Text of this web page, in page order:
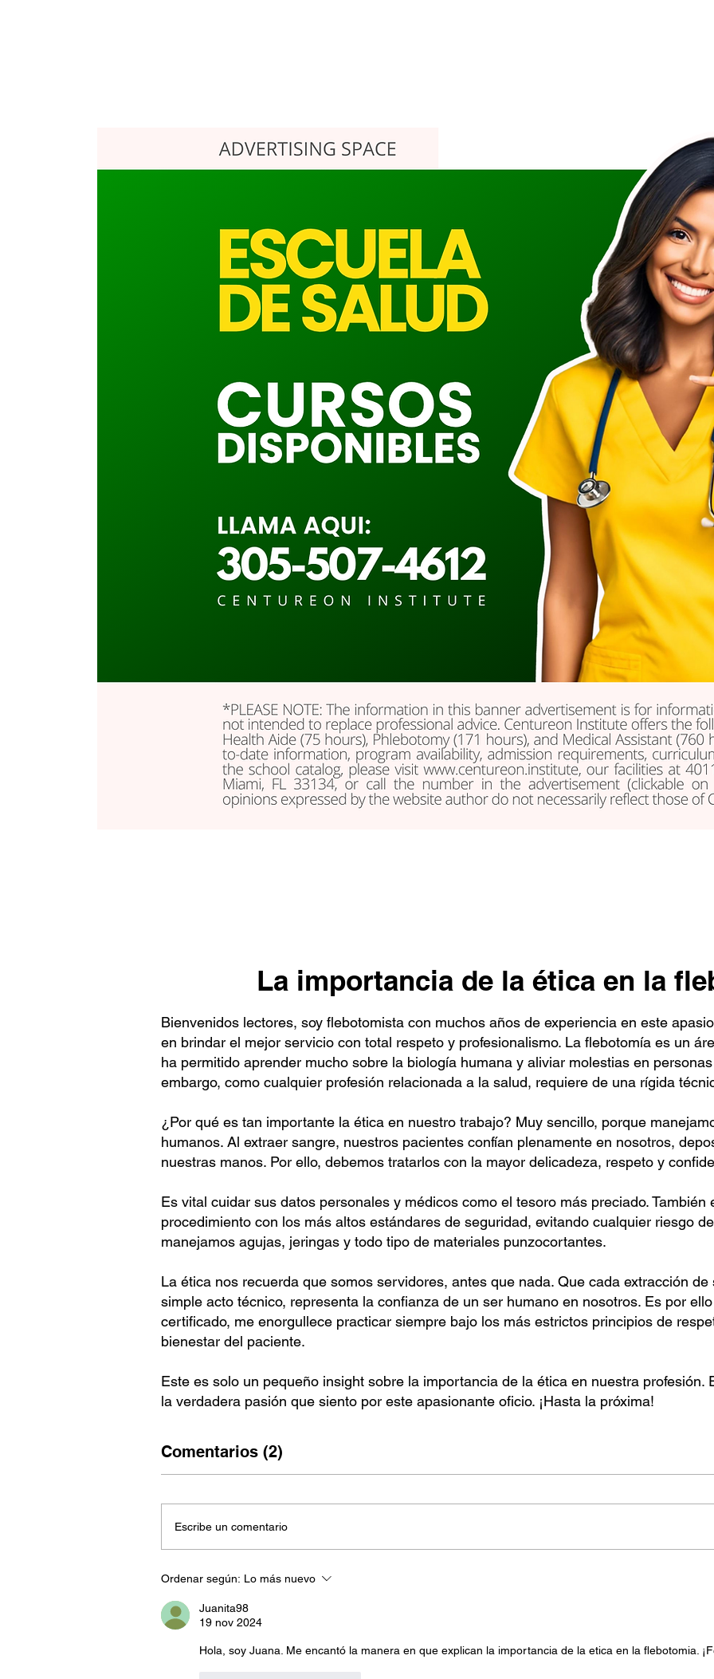
La importancia de la ética en la
Bienvenidos lectores, soy flebotomista con muchos años de experiencia en este
en brindar el mejor servicio con total respeto y profesionalismo. La flebotomía es un
ha permitido aprender mucho sobre la biología humana y aliviar molestias en
embargo, como cualquier profesión relacionada a la salud, requiere de una rígida
¿Por qué es tan importante la ética en nuestro trabajo? Muy sencillo, porque
humanos. Al extraer sangre, nuestros pacientes confían plenamente en nosotros,
nuestras manos. Por ello, debemos tratarlos con la mayor delicadeza, respeto y
Es vital cuidar sus datos personales y médicos como el tesoro más preciado. También
procedimiento con los más altos estándares de seguridad, evitando cualquier riesgo
manejamos agujas, jeringas y todo tipo de materiales punzocortantes.
La ética nos recuerda que somos servidores, antes que nada. Que cada extracción
simple acto técnico, representa la confianza de un ser humano en nosotros. Es por
certificado, me enorgullece practicar siempre bajo los más estrictos principios de
bienestar del paciente.
Este es solo un pequeño insight sobre la importancia de la ética en nuestra profesión.
la verdadera pasión que siento por este apasionante oficio. ¡Hasta la próxima!
Comentarios (2)
Escribe un comentario
Ordenar según: Lo más nuevo
Juanita98
19 nov 2024
Hola, soy Juana. Me encantó la manera en que explican la importancia de la etica en la flebotomia.